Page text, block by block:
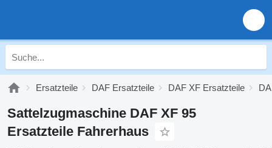
Ersatzteile DAF Ersatzteile DAF XF Ersatzteile
Sattelzugmaschine DAF XF 95
Ersatzteile Fahrerhaus